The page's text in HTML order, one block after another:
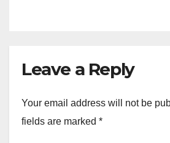
Leave a Reply
Your email address will not be
fields are marked *